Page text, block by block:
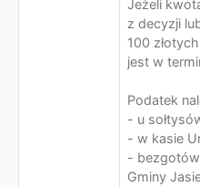
Jeżeli
z decyzji
100
jest w
Podatek
- u
- w kasie
-
Gminy